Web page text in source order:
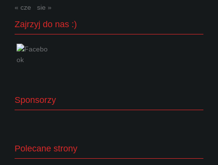
« cze sie »
Zajrzyj do nas :)
Sponsorzy
Polecane strony